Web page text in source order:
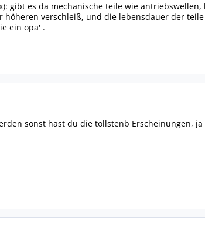
gibt es da mechanische teile wie
verschleiß, und die lebensdauer der
ein opa' .
sonst hast du die tollstenb Erscheinungen,